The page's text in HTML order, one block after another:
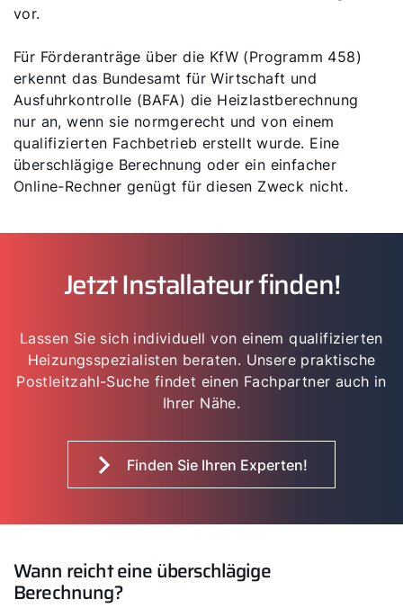
vor.
Für Förderanträge über die KfW (Programm 458)
erkennt das Bundesamt für Wirtschaft und
Ausfuhrkontrolle (BAFA) die Heizlastberechnung
nur an, wenn sie normgerecht und von einem
qualifizierten Fachbetrieb erstellt wurde. Eine
überschlägige Berechnung oder ein einfacher
Online-Rechner genügt für diesen Zweck nicht.
Jetzt Installateur finden!
Lassen Sie sich individuell von einem qualifizierten
Heizungsspezialisten beraten. Unsere praktische
Postleitzahl-Suche findet einen Fachpartner auch in
Ihrer Nähe.
Finden Sie Ihren Experten!
Wann reicht eine überschlägige
Berechnung?